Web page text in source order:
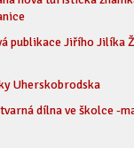
publikace Jiřího Jilíka
Uherskobrodska
dílna ve školce -